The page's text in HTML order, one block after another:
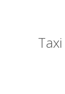
Taxi